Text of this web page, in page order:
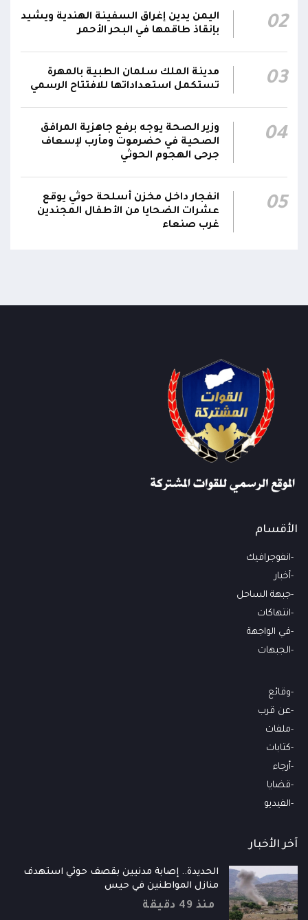
00:26
الفريق أول ركن طارق صالح يعزي في اتصالين
هاتفيين قائدي الفرقتين الأولى والثالثة طوارئ في
استشهاد عدد من الأبطال بالهجوم الحوثي الغادر
اللجنة الأمنية بحضرموت تدين هجوم مليشيا
الحوثي على القوات المسلحة وتؤكد استمرار
والاستقرار
23:05
جدد #المكتب_السياسي تمسكه بمواصلة النضال
واستعادة العاصمة صنعاء وإنهاء الانقلاب
02
اليمن يدين إغراق السفينة الهندية ويشيد
بإنقاذ طاقمها في البحر الأحمر
03
مدينة الملك سلمان الطبية بالمهرة
تستكمل استعداداتها للافتتاح الرسمي
04
وزير الصحة يوجه برفع جاهزية المرافق
الصحية في حضرموت ومأرب لإسعاف
جرحى الهجوم الحوثي
05
انفجار داخل مخزن أسلحة حوثي يوقع
عشرات الضحايا من الأطفال المجندين
غرب صنعاء
الأقسام
انفوجرافيك
أخبار
جبهة الساحل
انتهاكات
في الواجهة
الجبهات
وقائع
عن قرب
ملفات
كتابات
أرجاء
قضايا
الفيديو
آخر الأخبار
الحديدة.. إصابة مدنيين بقصف حوثي استهدف
منازل المواطنين في حيس
منذ 49 دقيقة